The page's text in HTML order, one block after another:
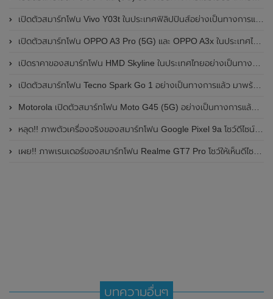
เปิดตัวสมาร์ทโฟน Vivo Y03t ในประเทศฟิลิปปินส์อย่างเป็นทางการแล้ว มาพร้อมชิปเซ็ต Unisoc T612 , กล้องหลัง ความละเอียด 13MP , แบตเตอรี่ 5,000mAh และหน้าจอแสดงผล LCD / 90Hz
เปิดตัวสมาร์ทโฟน OPPO A3 Pro (5G) และ OPPO A3x ในประเทศไทยอย่างเป็นทางการแล้ว ในราคาเริ่มต้นเพียง 3,999 บาท
เปิดราคาของสมาร์ทโฟน HMD Skyline ในประเทศไทยอย่างเป็นทางการแล้ว ราคา 14,990 บาท
เปิดตัวสมาร์ทโฟน Tecno Spark Go 1 อย่างเป็นทางการแล้ว มาพร้อมหน้าจอแสดงผล LCD / 120Hz , แบตเตอรี่ 5,000mAh และใช้ชิปเซ็ต Unisoc
Motorola เปิดตัวสมาร์ทโฟน Moto G45 (5G) อย่างเป็นทางการแล้วในอินเดีย
หลุด!! ภาพตัวเครื่องจริงของสมาร์ทโฟน Google Pixel 9a โชว์ดีไซน์ใหม่ กล้องหลังแบนราบ ไม่มีกรอบของกล้องแล้ว
เผย!! ภาพเรนเดอร์ของสมาร์ทโฟน Realme GT7 Pro โชว์ให้เห็นดีไซน์ใหม่ พร้อมเผยรายละเอียดสเปกที่สำคัญบางส่วน
บทความอื่นๆ